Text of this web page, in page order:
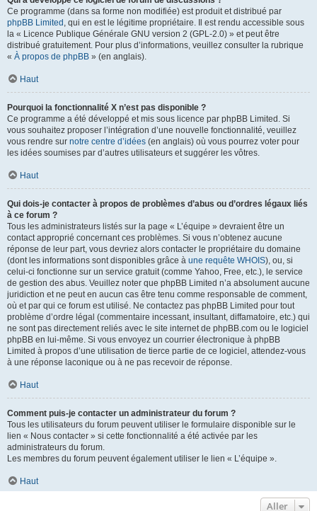
Ce programme (dans sa forme non modifiée) est produit et distribué par
phpBB Limited , qui en est le légitime propriétaire. Il est rendu accessible sous
la « Licence Publique Générale GNU version 2 (GPL-2.0) » et peut être
distribué gratuitement. Pour plus d’informations, veuillez consulter la rubrique
« À propos de phpBB » (en anglais).
Haut
Pourquoi la fonctionnalité X n’est pas disponible ?
Ce programme a été développé et mis sous licence par phpBB Limited. Si
vous souhaitez proposer l’intégration d’une nouvelle fonctionnalité, veuillez
vous rendre sur notre centre d’idées (en anglais) où vous pourrez voter pour
les idées soumises par d’autres utilisateurs et suggérer les vôtres.
Haut
Qui dois-je contacter à propos de problèmes d’abus ou d’ordres légaux liés
à ce forum ?
Tous les administrateurs listés sur la page « L’équipe » devraient être un
contact approprié concernant ces problèmes. Si vous n’obtenez aucune
réponse de leur part, vous devriez alors contacter le propriétaire du domaine
(dont les informations sont disponibles grâce à une requête WHOIS), ou, si
celui-ci fonctionne sur un service gratuit (comme Yahoo, Free, etc.), le service
de gestion des abus. Veuillez noter que phpBB Limited n’a absolument aucune
juridiction et ne peut en aucun cas être tenu comme responsable de comment,
où et par qui ce forum est utilisé. Ne contactez pas phpBB Limited pour tout
problème d’ordre légal (commentaire incessant, insultant, diffamatoire, etc.) qui
ne sont pas directement reliés avec le site internet de phpBB.com ou le logiciel
phpBB en lui-même. Si vous envoyez un courrier électronique à phpBB
Limited à propos d’une utilisation de tierce partie de ce logiciel, attendez-vous
à une réponse laconique ou à ne pas recevoir de réponse.
Haut
Comment puis-je contacter un administrateur du forum ?
Tous les utilisateurs du forum peuvent utiliser le formulaire disponible sur le
lien « Nous contacter » si cette fonctionnalité a été activée par les
administrateurs du forum.
Les membres du forum peuvent également utiliser le lien « L’équipe ».
Haut
Aller